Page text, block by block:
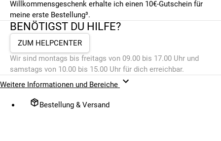
Willkommensgeschenk erhalte ich einen 10€-Gutschein für
meine erste Bestellung³.
BENÖTIGST DU HILFE?
ZUM HELPCENTER
Wir sind montags bis freitags von 09.00 bis 17.00 Uhr und
samstags von 10.00 bis 15.00 Uhr für dich erreichbar.
Weitere Informationen und Bereiche
Bestellung & Versand